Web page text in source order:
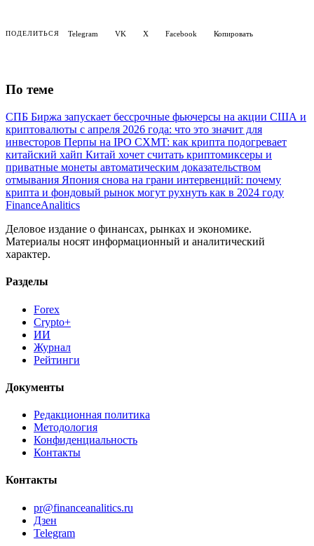
ПОДЕЛИТЬСЯ Telegram VK X Facebook Копировать
По теме
СПБ Биржа запускает бессрочные фьючерсы на акции США и
криптовалюты с апреля 2026 года: что это значит для
инвесторов Перпы на IPO CXMT: как крипта подогревает
китайский хайп Китай хочет считать криптомиксеры и
приватные монеты автоматическим доказательством
отмывания Япония снова на грани интервенций: почему
крипта и фондовый рынок могут рухнуть как в 2024 году
FinanceAnalitics
Деловое издание о финансах, рынках и экономике.
Материалы носят информационный и аналитический
характер.
Разделы
Forex
Crypto+
ИИ
Журнал
Рейтинги
Документы
Редакционная политика
Методология
Конфиденциальность
Контакты
Контакты
pr@financeanalitics.ru
Дзен
Telegram